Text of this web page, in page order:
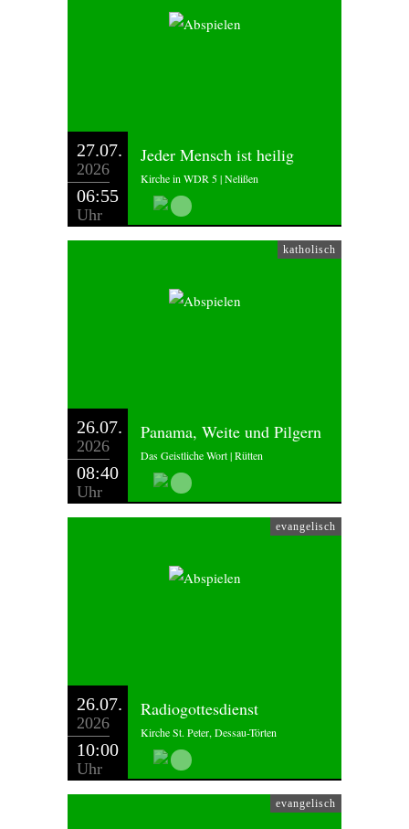
27.07.
2026
06:55
Uhr
Jeder Mensch ist heilig
Kirche in WDR 5 | Nelißen
katholisch
26.07.
2026
08:40
Uhr
Panama, Weite und Pilgern
Das Geistliche Wort | Rütten
evangelisch
26.07.
2026
10:00
Uhr
Radiogottesdienst
Kirche St. Peter, Dessau-Törten
evangelisch